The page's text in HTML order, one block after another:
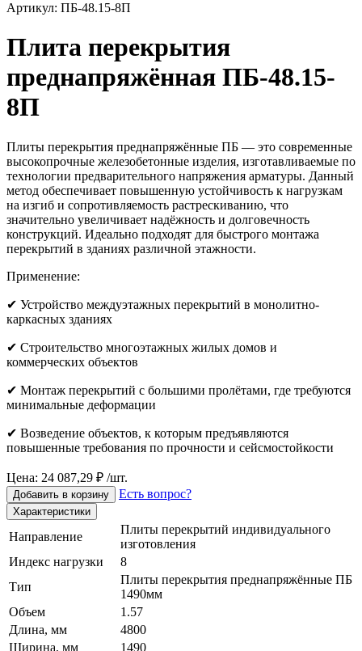
Артикул: ПБ-48.15-8П
Плита перекрытия
преднапряжённая ПБ-48.15-
8П
Плиты перекрытия преднапряжённые ПБ — это современные
высокопрочные железобетонные изделия, изготавливаемые по
технологии предварительного напряжения арматуры. Данный
метод обеспечивает повышенную устойчивость к нагрузкам
на изгиб и сопротивляемость растрескиванию, что
значительно увеличивает надёжность и долговечность
конструкций. Идеально подходят для быстрого монтажа
перекрытий в зданиях различной этажности.
Применение:
✔ Устройство междуэтажных перекрытий в монолитно-
каркасных зданиях
✔ Строительство многоэтажных жилых домов и
коммерческих объектов
✔ Монтаж перекрытий с большими пролётами, где требуются
минимальные деформации
✔ Возведение объектов, к которым предъявляются
повышенные требования по прочности и сейсмостойкости
Цена: 24 087,29 ₽ /шт.
Добавить в корзину Есть вопрос?
Характеристики
Направление
Плиты перекрытий индивидуального
изготовления
Индекс нагрузки
8
Тип
Плиты перекрытия преднапряжённые ПБ
1490мм
Объем
1.57
Длина, мм
4800
Ширина, мм
1490